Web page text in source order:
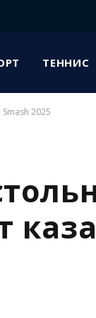
ТЕННИС
2025